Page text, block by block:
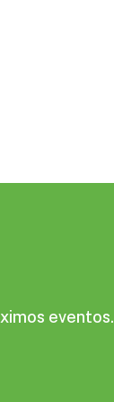
eventos.